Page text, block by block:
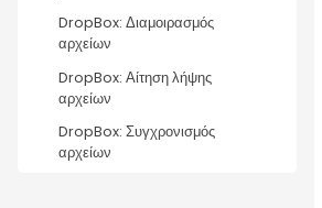
DropBox: Διαμοιρασμός
αρχείων
DropBox: Αίτηση λήψης
αρχείων
DropBox: Συγχρονισμός
αρχείων